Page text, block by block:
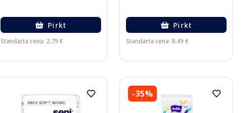
Pirkt
Standarta cena: 2.79 €
Pirkt
Standarta cena: 8.49 €
-35%